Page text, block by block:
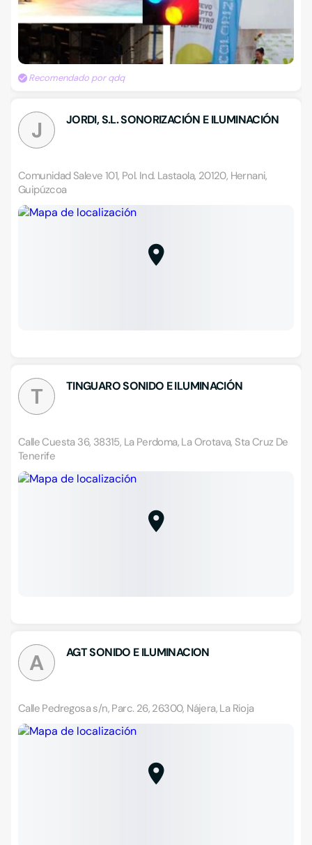
Recomendado por qdq
J JORDI, S.L. SONORIZACIÓN E ILUMINACIÓN
Comunidad Saleve 101, Pol. Ind. Lastaola, 20120, Hernani,
Guipúzcoa
T TINGUARO SONIDO E ILUMINACIÓN
Calle Cuesta 36, 38315, La Perdoma, La Orotava, Sta Cruz De
Tenerife
A AGT SONIDO E ILUMINACION
Calle Pedregosa s/n, Parc. 26, 26300, Nájera, La Rioja